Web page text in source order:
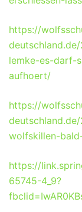
https://
lemke-es-darf-
aufhoert/
https://
wolfskillen-
https://
65745-4_9?